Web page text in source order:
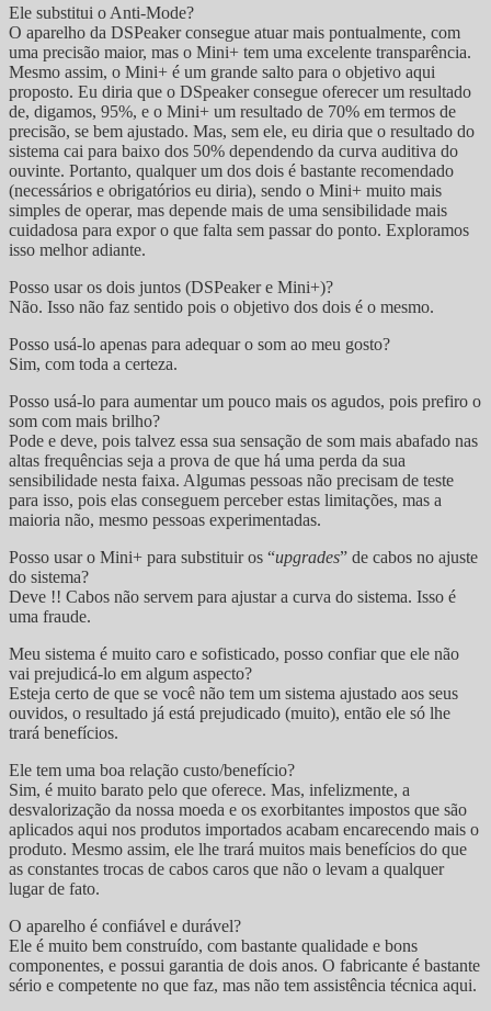
Ele substitui o Anti-Mode?
O aparelho da DSPeaker consegue atuar mais pontualmente, com
uma precisão maior, mas o Mini+ tem uma excelente transparência.
Mesmo assim, o Mini+ é um grande salto para o objetivo aqui
proposto. Eu diria que o DSpeaker consegue oferecer um resultado
de, digamos, 95%, e o Mini+ um resultado de 70% em termos de
precisão, se bem ajustado. Mas, sem ele, eu diria que o resultado do
sistema cai para baixo dos 50% dependendo da curva auditiva do
ouvinte. Portanto, qualquer um dos dois é bastante recomendado
(necessários e obrigatórios eu diria), sendo o Mini+ muito mais
simples de operar, mas depende mais de uma sensibilidade mais
cuidadosa para expor o que falta sem passar do ponto. Exploramos
isso melhor adiante.
Posso usar os dois juntos (DSPeaker e Mini+)?
Não. Isso não faz sentido pois o objetivo dos dois é o mesmo.
Posso usá-lo apenas para adequar o som ao meu gosto?
Sim, com toda a certeza.
Posso usá-lo para aumentar um pouco mais os agudos, pois prefiro o
som com mais brilho?
Pode e deve, pois talvez essa sua sensação de som mais abafado nas
altas frequências seja a prova de que há uma perda da sua
sensibilidade nesta faixa. Algumas pessoas não precisam de teste
para isso, pois elas conseguem perceber estas limitações, mas a
maioria não, mesmo pessoas experimentadas.
Posso usar o Mini+ para substituir os “upgrades” de cabos no ajuste
do sistema?
Deve !! Cabos não servem para ajustar a curva do sistema. Isso é
uma fraude.
Meu sistema é muito caro e sofisticado, posso confiar que ele não
vai prejudicá-lo em algum aspecto?
Esteja certo de que se você não tem um sistema ajustado aos seus
ouvidos, o resultado já está prejudicado (muito), então ele só lhe
trará benefícios.
Ele tem uma boa relação custo/benefício?
Sim, é muito barato pelo que oferece. Mas, infelizmente, a
desvalorização da nossa moeda e os exorbitantes impostos que são
aplicados aqui nos produtos importados acabam encarecendo mais o
produto. Mesmo assim, ele lhe trará muitos mais benefícios do que
as constantes trocas de cabos caros que não o levam a qualquer
lugar de fato.
O aparelho é confiável e durável?
Ele é muito bem construído, com bastante qualidade e bons
componentes, e possui garantia de dois anos. O fabricante é bastante
sério e competente no que faz, mas não tem assistência técnica aqui.